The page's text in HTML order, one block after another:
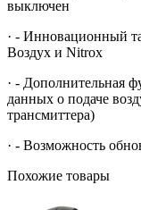
выключен
· - Инновационный
Воздух и Nitrox
· - Дополнительная
данных о подаче
трансмиттера)
· - Возможность
Похожие товары